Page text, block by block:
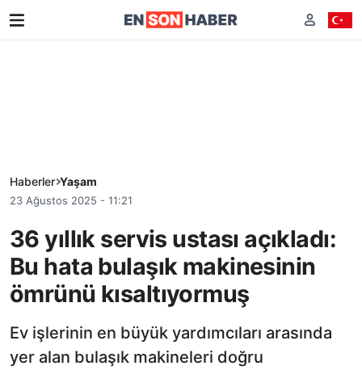
Haberler Yaşam
23 Ağustos 2025 - 11:21
36 yıllık servis ustası açıkladı:
Bu hata bulaşık makinesinin
ömrünü kısaltıyormuş
Ev işlerinin en büyük yardımcıları arasında
yer alan bulaşık makineleri doğru